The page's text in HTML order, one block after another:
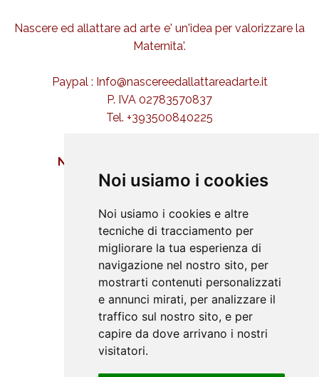
Noi usiamo i cookies
Noi usiamo i cookies e altre
tecniche di tracciamento per
migliorare la tua esperienza di
navigazione nel nostro sito, per
mostrarti contenuti personalizzati
e annunci mirati, per analizzare il
traffico sul nostro sito, e per
capire da dove arrivano i nostri
visitatori.
Nascere ed allattare ad arte e' un'idea per valorizzare la
Maternita'.
Paypal : Info@nascereedallattareadarte.it
P. IVA 02783570837
Tel. +393500840225
NASCERE ED ALLATTARE AD ARTE
Buona nascita
Iniziative
Approfondimenti
Didattica
Galleria
Amici
Contatti
SOCIAL NETWORK